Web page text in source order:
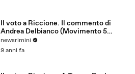
Il voto a Riccione. Il commento di
Andrea Delbianco (Movimento 5
Stelle)
newsrimini
9 anni fa